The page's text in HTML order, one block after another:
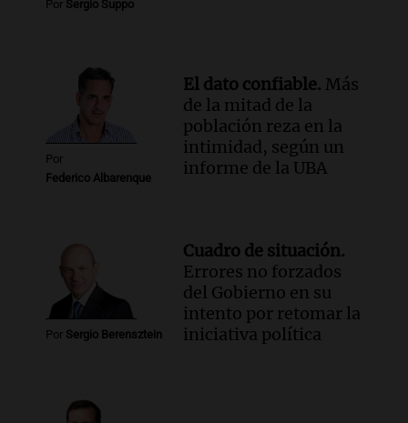
Por Sergio Suppo
Por
Federico Albarenque
El dato confiable. Más
de la mitad de la
población reza en la
intimidad, según un
informe de la UBA
Por Sergio Berensztein
Cuadro de situación.
Errores no forzados
del Gobierno en su
intento por retomar la
iniciativa política